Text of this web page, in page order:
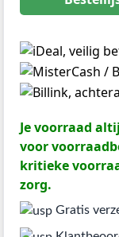
Je voorraad
voor
kritieke
zorg.
Gratis